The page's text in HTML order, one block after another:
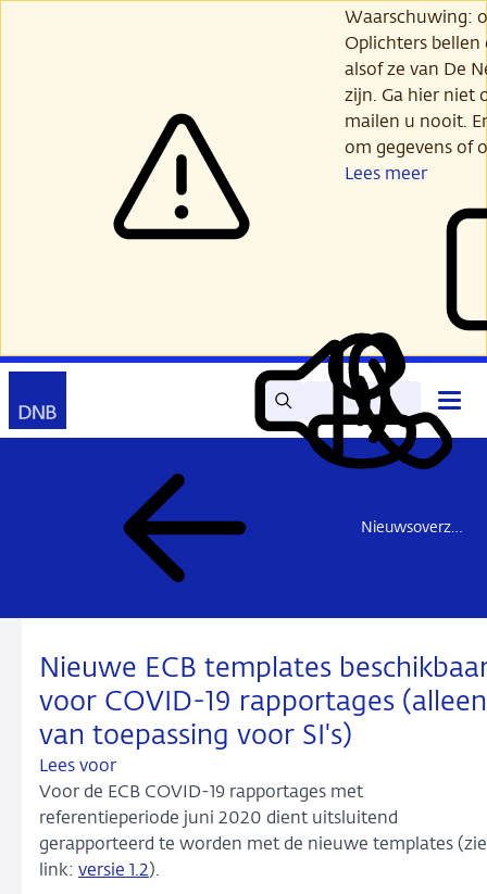
Waarschuwing:
Oplichters
alsof ze van De
zijn. Ga hier niet
mailen u nooit.
om gegevens of
Lees meer
Zoek Lees
voor
Mijn
DNB
Contact
Nieuwsoverzicht
Nieuwe ECB templates
voor COVID-19 rapportages (alleen
van toepassing voor SI's)
Lees voor
Voor de ECB COVID-19 rapportages met
referentieperiode juni 2020 dient uitsluitend
gerapporteerd te worden met de nieuwe templates (zie
link: versie 1.2).